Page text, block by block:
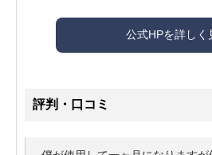
公式HPを詳しく
評判・口コミ